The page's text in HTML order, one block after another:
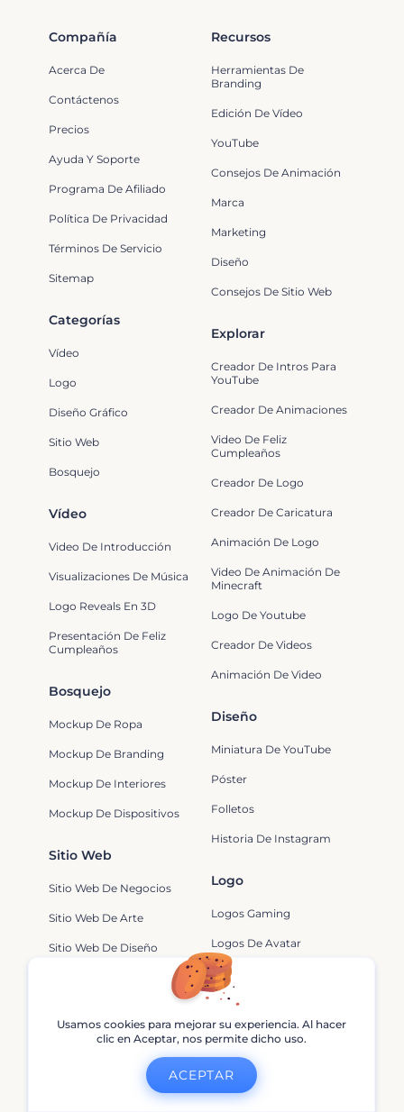
Compañía
Acerca De
Contáctenos
Precios
Ayuda Y Soporte
Programa De Afiliado
Política De Privacidad
Términos De Servicio
Sitemap
Bosquejo
Mockup De Ropa
Mockup De Branding
Mockup De Interiores
Mockup De Dispositivos
Recursos
Herramientas De
Branding
Edición De Vídeo
YouTube
Consejos De Animación
Marca
Marketing
Diseño
Consejos De Sitio Web
Diseño
Miniatura De YouTube
Póster
Folletos
Historia De Instagram
Categorías
Vídeo
Logo
Diseño Gráfico
Sitio Web
Bosquejo
Logo
Logos Gaming
Logos De Avatar
Logos De Youtube
Logos De Película
Explorar
Creador De Intros Para
YouTube
Creador De Animaciones
Video De Feliz
Cumpleaños
Creador De Logo
Creador De Caricatura
Animación De Logo
Video De Animación De
Minecraft
Logo De Youtube
Creador De Videos
Animación De Video
Apps De Creadores De Videos
Vídeo
Video De Introducción
Visualizaciones De Música
Logo Reveals En 3D
Presentación De Feliz
Cumpleaños
Sitio Web
Sitio Web De Negocios
Sitio Web De Arte
Sitio Web De Diseño
Usamos cookies para mejorar su experiencia. Al hacer
clic en Aceptar, nos permite dicho uso.
ACEPTAR